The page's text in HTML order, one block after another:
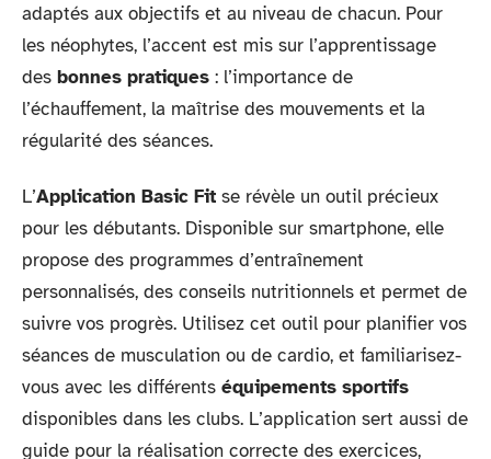
adaptés aux objectifs et au niveau de chacun. Pour
les néophytes, l’accent est mis sur l’apprentissage
des bonnes pratiques : l’importance de
l’échauffement, la maîtrise des mouvements et la
régularité des séances.
L’Application Basic Fit se révèle un outil précieux
pour les débutants. Disponible sur smartphone, elle
propose des programmes d’entraînement
personnalisés, des conseils nutritionnels et permet de
suivre vos progrès. Utilisez cet outil pour planifier vos
séances de musculation ou de cardio, et familiarisez-
vous avec les différents équipements sportifs
disponibles dans les clubs. L’application sert aussi de
guide pour la réalisation correcte des exercices,